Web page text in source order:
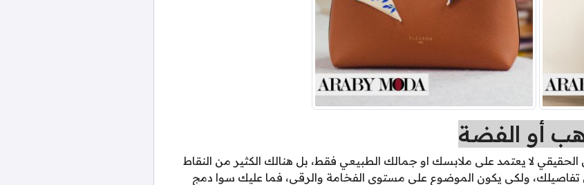
أو الفضة
الحقيقي لا يعتمد على ملابسك او جمالك الطبيعي فقط، بل هنالك الكثير من النقاط
ولكي يكون الموضوع على مستوى الفخامة والرقي، فما عليك سوا دمج